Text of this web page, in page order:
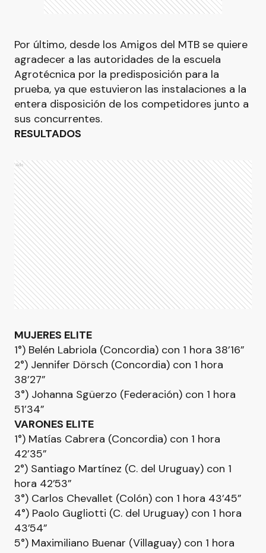
Por último, desde los Amigos del MTB se quiere
agradecer a las autoridades de la escuela
Agrotécnica por la predisposición para la
prueba, ya que estuvieron las instalaciones a la
entera disposición de los competidores junto a
sus concurrentes.
RESULTADOS
Ads
MUJERES ELITE
1°) Belén Labriola (Concordia) con 1 hora 38’16”
2°) Jennifer Dörsch (Concordia) con 1 hora
38’27”
3°) Johanna Sgüerzo (Federación) con 1 hora
51’34”
VARONES ELITE
1°) Matías Cabrera (Concordia) con 1 hora
42’35”
2°) Santiago Martínez (C. del Uruguay) con 1
hora 42’53”
3°) Carlos Chevallet (Colón) con 1 hora 43’45”
4°) Paolo Gugliotti (C. del Uruguay) con 1 hora
43’54”
5°) Maximiliano Buenar (Villaguay) con 1 hora